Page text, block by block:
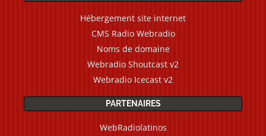
Hébergement site internet
CMS Radio Webradio
Noms de domaine
Webradio Shoutcast v2
Webradio Icecast v2
PARTENAIRES
WebRadiolatinos